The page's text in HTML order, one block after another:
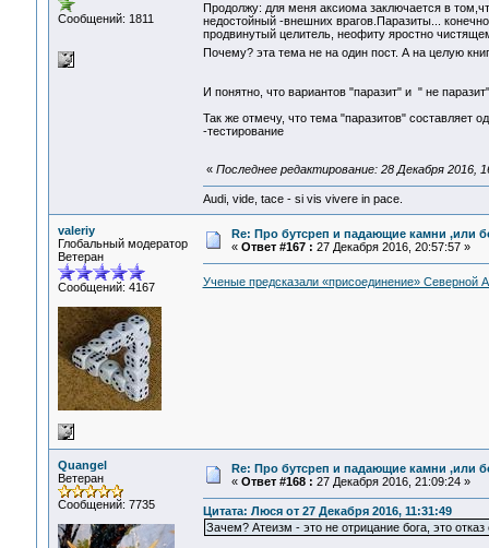
Сообщений: 1811
Продолжу: для меня аксиома заключается в
недостойный -внешних врагов.Паразиты...
продвинутый целитель, неофиту яростно
Почему? эта тема не на один пост. А на целую
И понятно, что вариантов "паразит" и " не
Так же отмечу, что тема "паразитов" составляет
-тестирование
« Последнее редактирование: 28 Декабря 2016,
Audi, vide, tace - si vis vivere in pace.
valeriy
Глобальный модератор
Ветеран
Сообщений: 4167
Re: Про бутсреп и падающие камни ,или
« Ответ #167 : 27 Декабря 2016, 20:57:57 »
Ученые предсказали «присоединение» Северной
Quangel
Ветеран
Сообщений: 7735
Re: Про бутсреп и падающие камни ,или
« Ответ #168 : 27 Декабря 2016, 21:09:24 »
Цитата: Люся от 27 Декабря 2016, 11:31:49
Зачем? Атеизм - это не отрицание бога, это